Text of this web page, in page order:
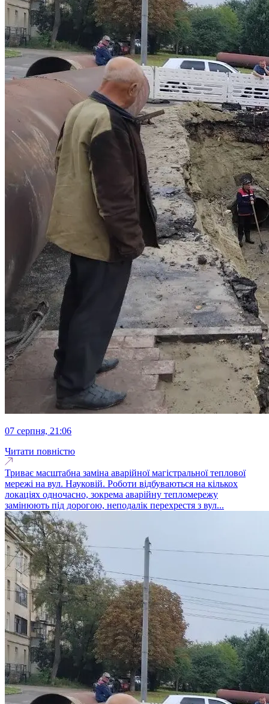
07 серпня, 21:06
Читати повністю
Триває масштабна заміна аварійної магістральної теплової
мережі на вул. Науковій. Роботи відбуваються на кількох
локаціях одночасно, зокрема аварійну тепломережу
замінюють під дорогою, неподалік перехрестя з вул...